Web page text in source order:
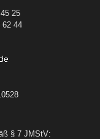
25
62 44
§ 7 JMStV: